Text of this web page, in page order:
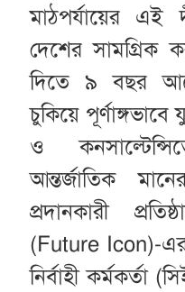
মাঠপর্যায়ের এই
দেশের সামগ্রিক
দিতে ৯ বছর
চুকিয়ে পূর্ণাঙ্গভাবে
ও
আন্তর্জাতিক
প্রদানকারী
(Future Icon)-এর
নির্বাহী কর্মকর্তা